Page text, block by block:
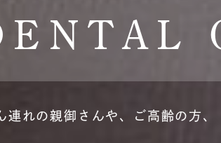
連れの親御さんや、 ご高齢の方、